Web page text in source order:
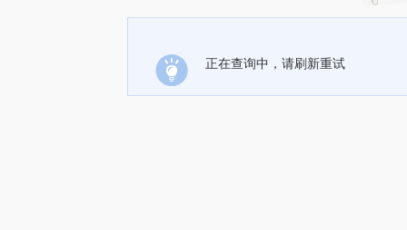
正在查询中，请刷新重试